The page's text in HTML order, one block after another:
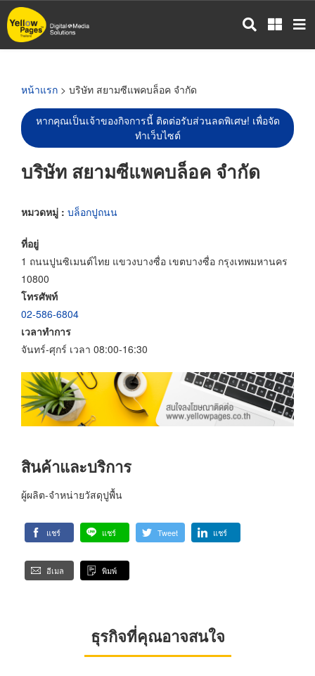
ข้าม
ไป
หน้าแรก > บริษัท สยามซีแพคบล็อค จำกัด
หากคุณเป็นเจ้าของกิจการนี้ ติดต่อรับส่วนลดพิเศษ! เพื่อจัด
ทำเว็บไซต์
บริษัท สยามซีแพคบล็อค จำกัด
หมวดหมู่ : บล็อกปูถนน
ที่อยู่
1 ถนนปูนซิเมนต์ไทย แขวงบางซื่อ เขตบางซื่อ กรุงเทพมหานคร
10800
โทรศัพท์
02-586-6804
เวลาทำการ
จันทร์-ศุกร์ เวลา 08:00-16:30
สินค้าและบริการ
ผู้ผลิต-จำหน่ายวัสดุปูพื้น
แชร์ แชร์ Tweet แชร์
อีเมล พิมพ์
ธุรกิจที่คุณอาจสนใจ